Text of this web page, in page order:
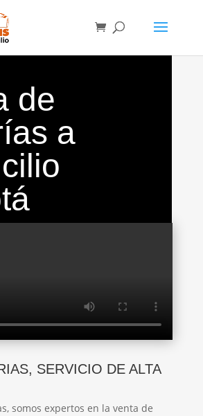
de
a
SERVICIO DE ALTA
somos expertos en la venta de